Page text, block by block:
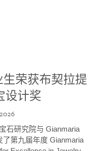
生荣获布契拉提
设计奖
石研究院与 Gianmaria
了第九届年度 Gianmaria